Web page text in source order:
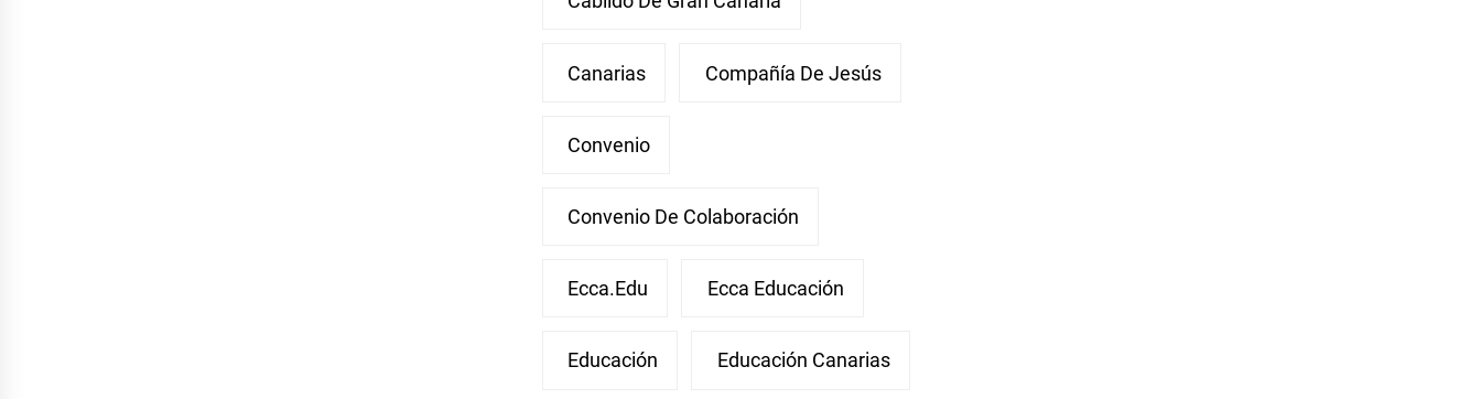
Canarias Compañía De Jesús
Convenio
Convenio De Colaboración
Ecca.edu Ecca Educación
Educación Educación Canarias